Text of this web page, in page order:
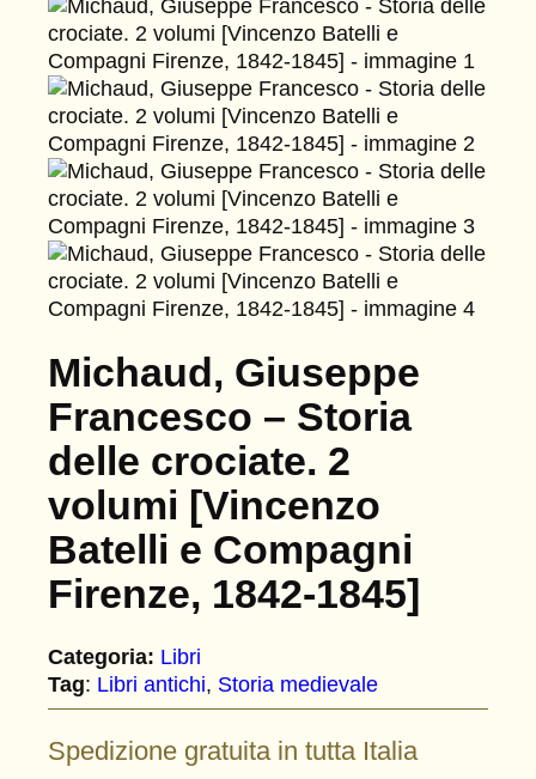
Michaud, Giuseppe
Francesco – Storia
delle crociate. 2
volumi [Vincenzo
Batelli e Compagni
Firenze, 1842-1845]
Categoria: Libri
Tag: Libri antichi, Storia medievale
Spedizione gratuita in tutta Italia